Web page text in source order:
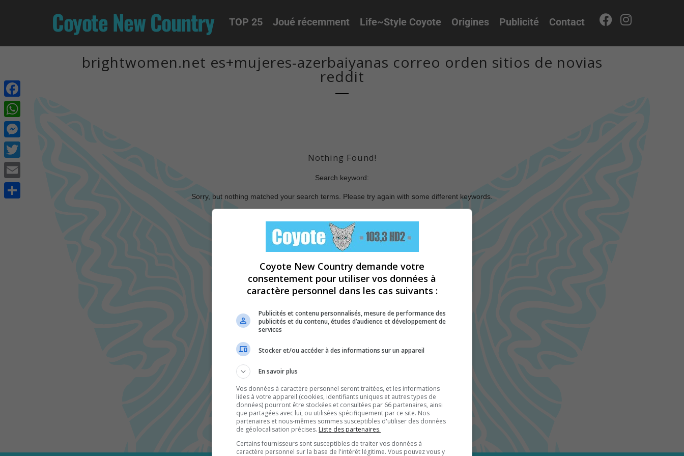
Coyote New Country TOP 25 Joué récemment Life~Style Coyote Origines Publicité Contact
brightwomen.net es+mujeres-azerbaiyanas correo orden sitios de novias
reddit
Nothing Found!
Search keyword:
Sorry, but nothing matched your search terms. Please try again with some different keywords.
Facebook
WhatsApp
Messenger
Twitter
Email
Coyote New Country demande votre
consentement pour utiliser vos données à
caractère personnel dans les cas suivants :
Publicités et contenu personnalisés, mesure de performance des
publicités et du contenu, études d’audience et développement de
services
Stocker et/ou accéder à des informations sur un appareil
En savoir plus
Vos données à caractère personnel seront traitées, et les informations
liées à votre appareil (cookies, identifiants uniques et autres types de
données) pourront être stockées et consultées par 66 partenaires, ainsi
que partagées avec lui, ou utilisées spécifiquement par ce site. Nos
partenaires et nous-mêmes sommes susceptibles d'utiliser des données
de géolocalisation précises. Liste des partenaires.
Certains fournisseurs sont susceptibles de traiter vos données à
caractère personnel sur la base de l'intérêt légitime. Vous pouvez vous y